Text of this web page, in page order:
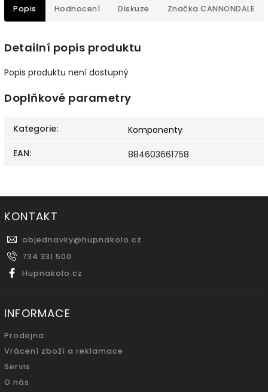
Popis Hodnocení Diskuze Značka CANNONDALE
Detailní popis produktu
Popis produktu není dostupný
Doplňkové parametry
Kategorie:
Komponenty
EAN: 884603661758
KONTAKT
objednavky@hupnakolo.cz
734 331 500
Hupnakolo.cz
INFORMACE
Prodejna
Vrácení zboží a reklamace
Servis
O nás